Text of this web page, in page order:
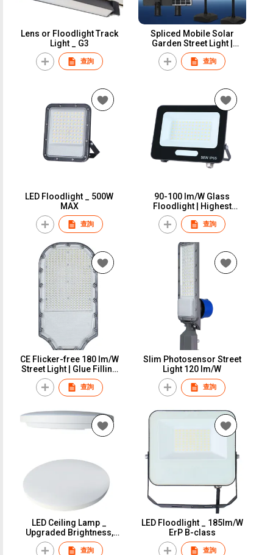
Lens or Floodlight Track
Light _ G3
查詢
Spliced ​​Mobile Solar
Garden Street Light |
Portable Package
查詢
LED Floodlight _ 500W
MAX
查詢
90-100 lm/W Glass
Floodlight | Highest
Repurchase Rate
查詢
CE Flicker-free 180 lm/W
Street Light | Glue Filling
Driver
查詢
Slim Photosensor Street
Light 120 lm/W
查詢
LED Ceiling Lamp _
Upgraded Brightness,
Unbeatable Value!
查詢
LED Floodlight _ 185lm/W
ErP B-class
查詢